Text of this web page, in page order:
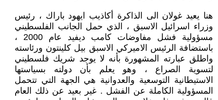
هنا يعيد غولان الى الذاكرة أكاذيب ايهود باراك ، رئيس
وزراء اسرائيل الاسبق ، الذي حمل الجانب الفلسطيني
مسؤولية فشل مفاوضات كامب ديفيد عام 2000 ،
باستضافة الرئيس الاميركي الاسبق بيل كلينتون ورئاسته
واطلق عبارته المشهورة بأنه لا يوجد شريك فلسطيني
لتسوية الصراع ، وهو يعلم بأن دولته بسياستها
الاستيطانية التوسعية والعدوانية هي الجهة التي تتحمل
المسؤولية الكاملة عن الفشل . غير بعيد عن ذلك العام